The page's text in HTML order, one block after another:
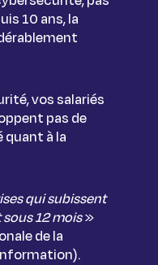
10 ans, la
vos salariés
pas de
à la
qui subissent
12 mois»
de la